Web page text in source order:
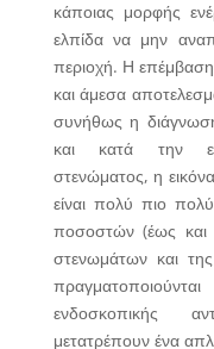
κάποιας μορφής
ελπίδα να μην
περιοχή. Η επέμβαση
και άμεσα
συνήθως η
και κατά την
στενώματος, η
είναι πολύ πιο
ποσοστών (έως
στενωμάτων και
ενδοσκοπικής
μετατρέπουν ένα